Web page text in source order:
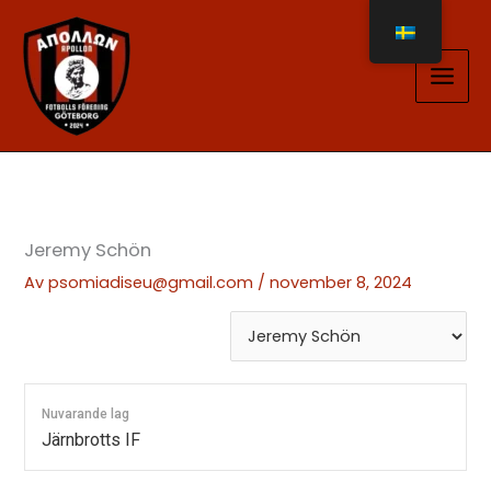
innehåll
Jeremy Schön
Avpsomiadiseu@gmail.com /november 8, 2024
Nuvarande lag
Järnbrotts IF